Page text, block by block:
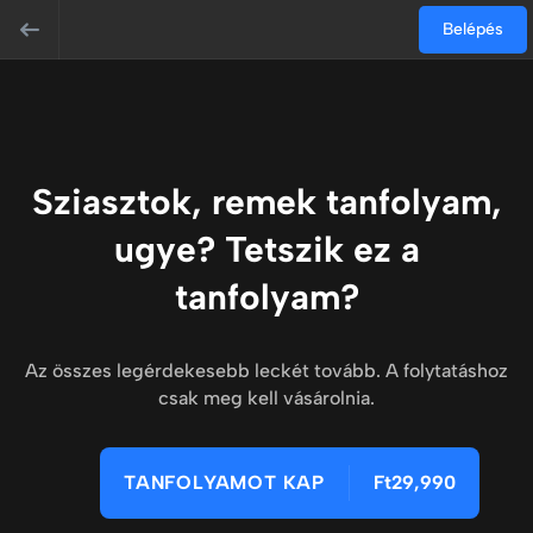
Belépés
Sziasztok, remek tanfolyam,
ugye? Tetszik ez a
tanfolyam?
Az összes legérdekesebb leckét tovább. A folytatáshoz
csak meg kell vásárolnia.
TANFOLYAMOT KAP Ft29,990